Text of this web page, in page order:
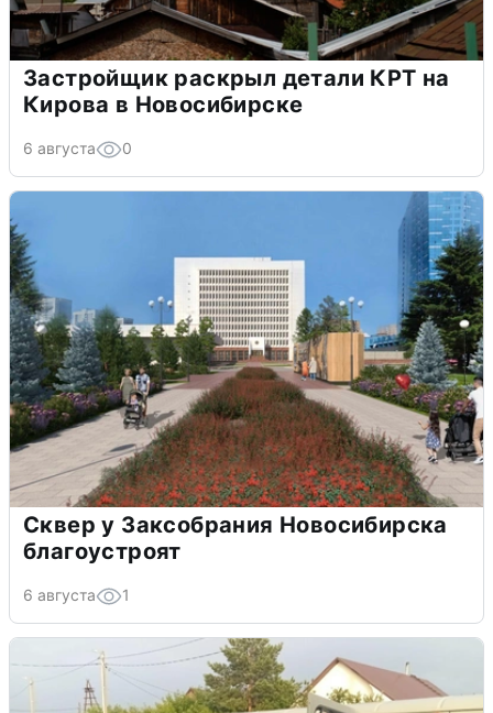
Застройщик раскрыл детали КРТ на
Кирова в Новосибирске
6 августа 0
Сквер у Заксобрания Новосибирска
благоустроят
6 августа 1